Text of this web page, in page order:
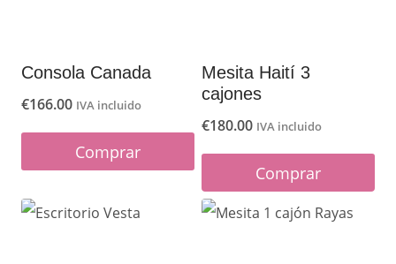
Consola Canada
€166.00 IVA incluido
Comprar
Mesita Haití 3
cajones
€180.00 IVA incluido
Comprar